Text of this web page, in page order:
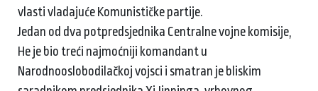
vlasti vladajuće Komunističke partije.
Jedan od dva potpredsjednika Centralne vojne komisije,
He je bio treći najmoćniji komandant u
Narodnooslobodilačkoj vojsci i smatran je bliskim